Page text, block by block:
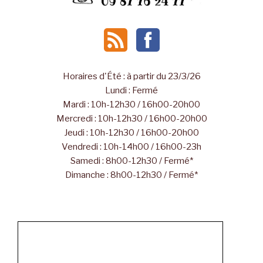
Horaires d'Été : à partir du 23/3/26
Lundi : Fermé
Mardi : 10h-12h30 / 16h00-20h00
Mercredi : 10h-12h30 / 16h00-20h00
Jeudi : 10h-12h30 / 16h00-20h00
Vendredi : 10h-14h00 / 16h00-23h
Samedi : 8h00-12h30 / Fermé*
Dimanche : 8h00-12h30 / Fermé*